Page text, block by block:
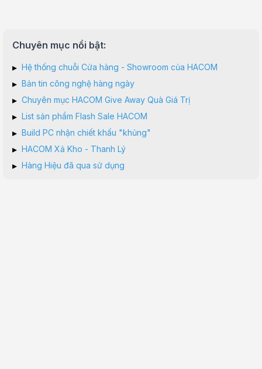
Chuyên mục nổi bật:
▸ Hệ thống chuỗi Cửa hàng - Showroom của HACOM
▸ Bản tin công nghệ hàng ngày
▸ Chuyên mục HACOM Give Away Quà Giá Trị
▸ List sản phẩm Flash Sale HACOM
▸ Build PC nhận chiết khấu "khủng"
▸ HACOM Xả Kho - Thanh Lý
▸ Hàng Hiệu đã qua sử dụng